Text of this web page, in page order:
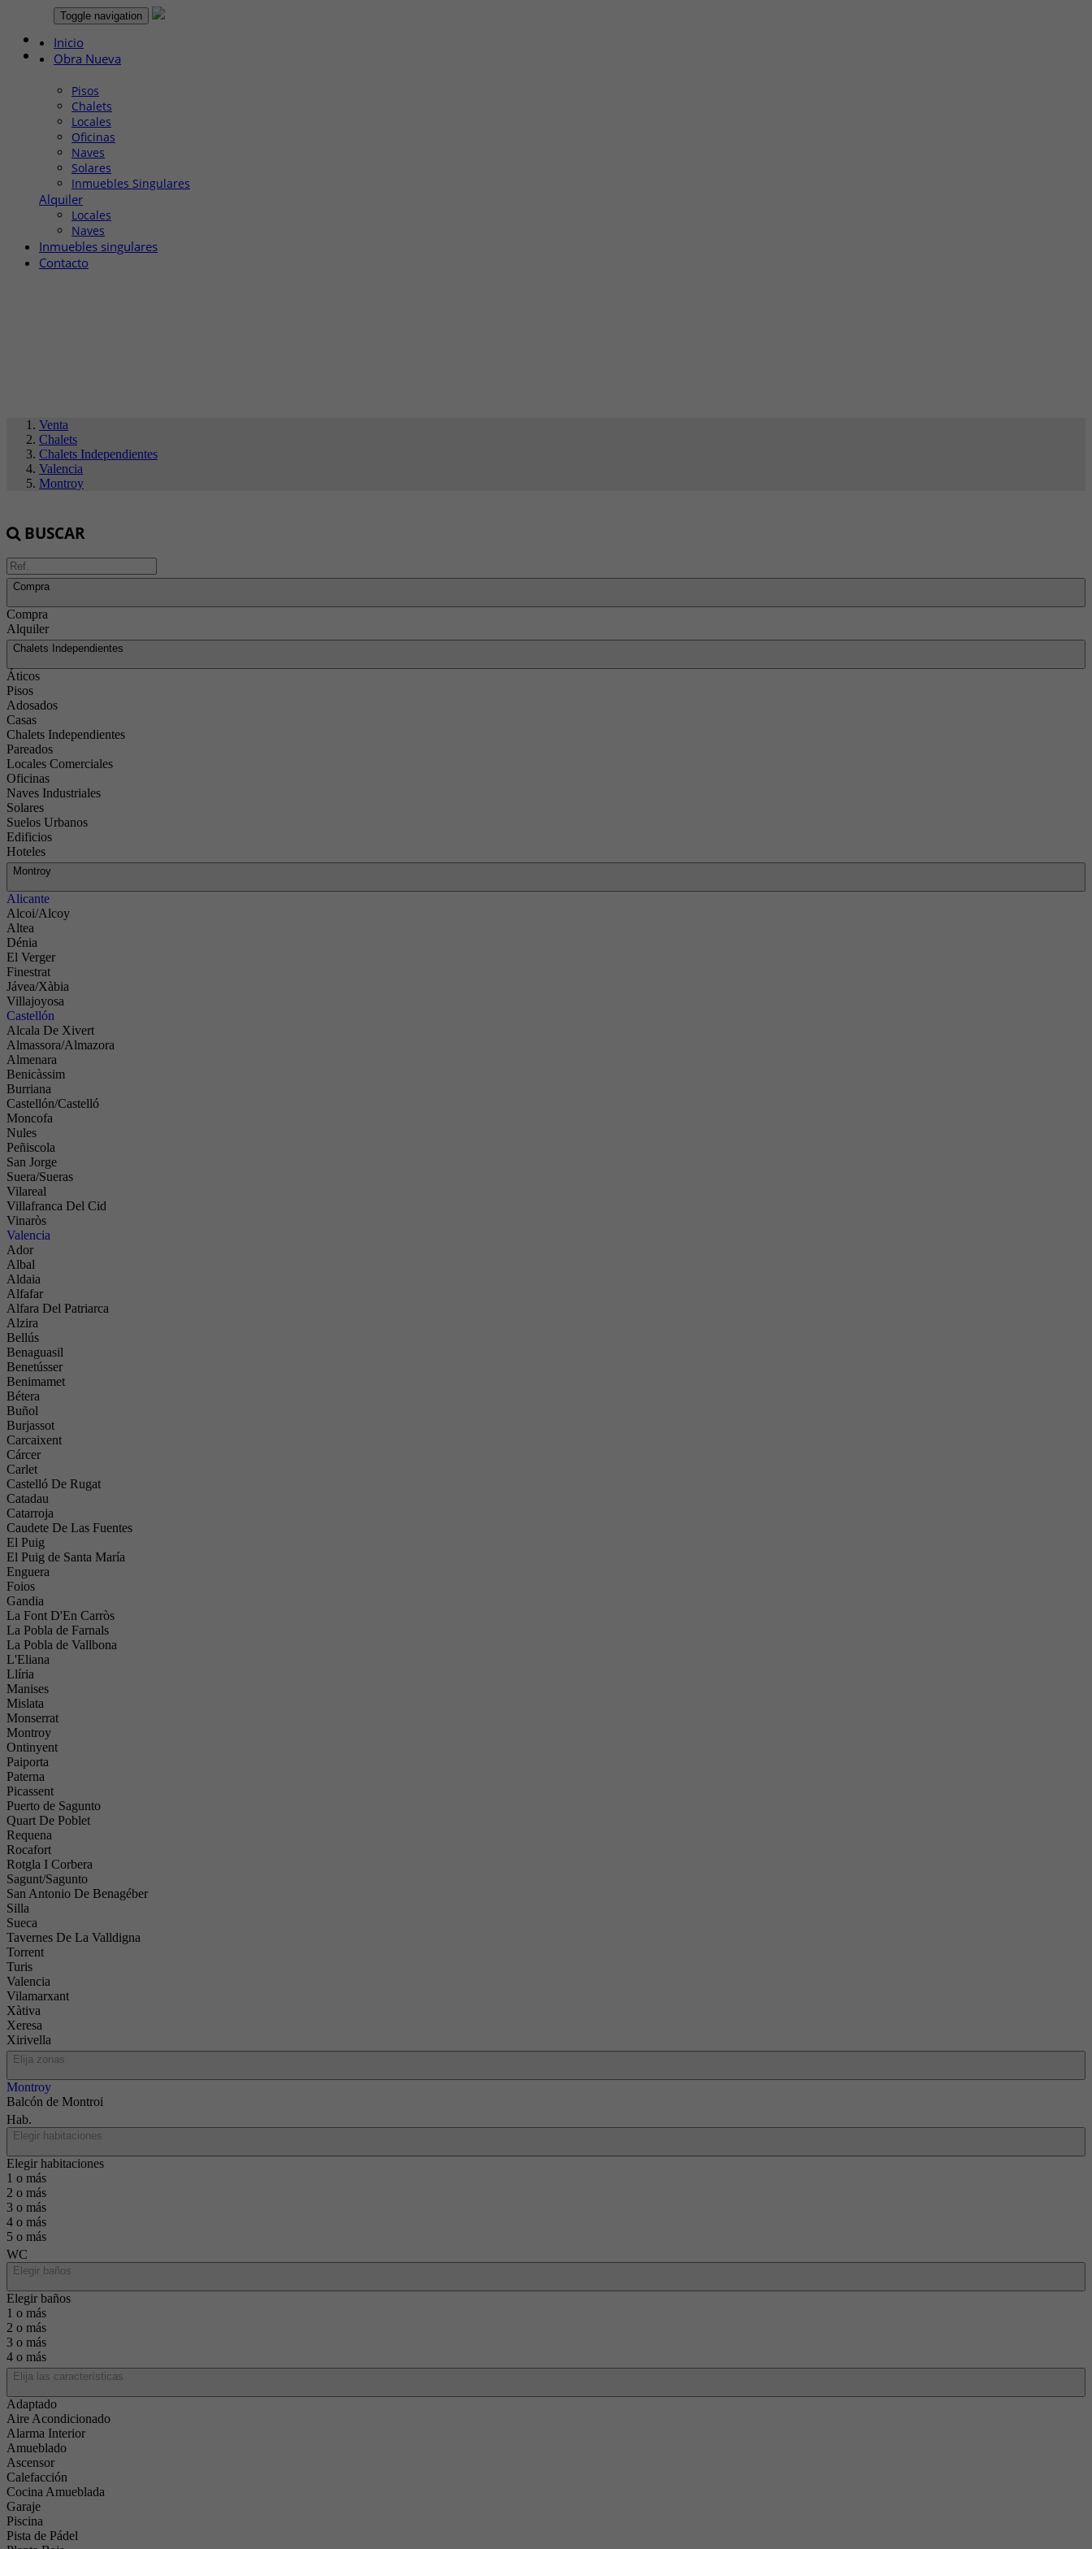
Toggle navigation
Inicio
Obra Nueva
Pisos
Chalets
Locales
Oficinas
Naves
Solares
Inmuebles Singulares
Alquiler
Locales
Naves
Inmuebles singulares
Contacto
Venta
Chalets
Chalets Independientes
Valencia
Montroy
BUSCAR
Compra
Compra
Alquiler
Chalets Independientes
Áticos
Pisos
Adosados
Casas
Chalets Independientes
Pareados
Locales Comerciales
Oficinas
Naves Industriales
Solares
Suelos Urbanos
Edificios
Hoteles
Montroy
Alicante
Alcoi/Alcoy
Altea
Dénia
El Verger
Finestrat
Jávea/Xàbia
Villajoyosa
Castellón
Alcala De Xivert
Almassora/Almazora
Almenara
Benicàssim
Burriana
Castellón/Castelló
Moncofa
Nules
Peñiscola
San Jorge
Suera/Sueras
Vilareal
Villafranca Del Cid
Vinaròs
Valencia
Ador
Albal
Aldaia
Alfafar
Alfara Del Patriarca
Alzira
Bellús
Benaguasil
Benetússer
Benimamet
Bétera
Buñol
Burjassot
Carcaixent
Cárcer
Carlet
Castelló De Rugat
Catadau
Catarroja
Caudete De Las Fuentes
El Puig
El Puig de Santa María
Enguera
Foios
Gandia
La Font D'En Carròs
La Pobla de Farnals
La Pobla de Vallbona
L'Eliana
Llíria
Manises
Mislata
Monserrat
Montroy
Ontinyent
Paiporta
Paterna
Picassent
Puerto de Sagunto
Quart De Poblet
Requena
Rocafort
Rotgla I Corbera
Sagunt/Sagunto
San Antonio De Benagéber
Silla
Sueca
Tavernes De La Valldigna
Torrent
Turis
Valencia
Vilamarxant
Xàtiva
Xeresa
Xirivella
Elija zonas
Montroy
Balcón de Montroi
Hab.
Elegir habitaciones
Elegir habitaciones
1 o más
2 o más
3 o más
4 o más
5 o más
WC
Elegir baños
Elegir baños
1 o más
2 o más
3 o más
4 o más
Elija las características
Adaptado
Aire Acondicionado
Alarma Interior
Amueblado
Ascensor
Calefacción
Cocina Amueblada
Garaje
Piscina
Pista de Pádel